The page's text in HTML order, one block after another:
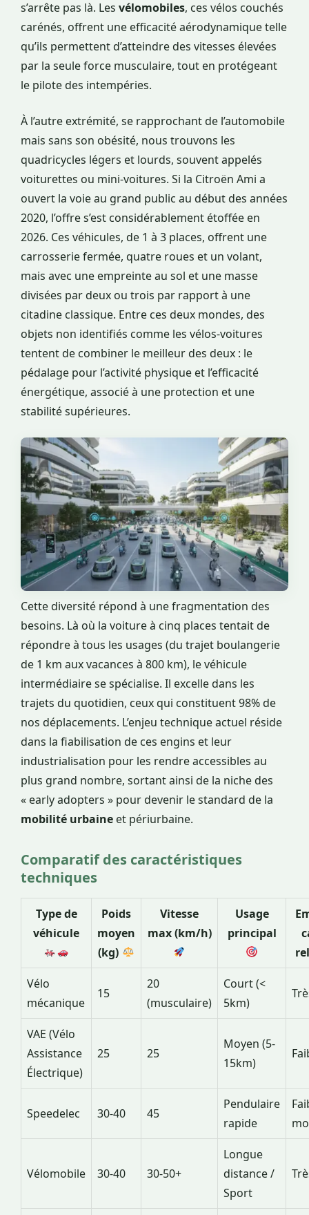
s’arrête pas là. Les vélomobiles, ces vélos couchés
carénés, offrent une efficacité aérodynamique telle
qu’ils permettent d’atteindre des vitesses élevées
par la seule force musculaire, tout en protégeant
le pilote des intempéries.
À l’autre extrémité, se rapprochant de l’automobile
mais sans son obésité, nous trouvons les
quadricycles légers et lourds, souvent appelés
voiturettes ou mini-voitures. Si la Citroën Ami a
ouvert la voie au grand public au début des années
2020, l’offre s’est considérablement étoffée en
2026. Ces véhicules, de 1 à 3 places, offrent une
carrosserie fermée, quatre roues et un volant,
mais avec une empreinte au sol et une masse
divisées par deux ou trois par rapport à une
citadine classique. Entre ces deux mondes, des
objets non identifiés comme les vélos-voitures
tentent de combiner le meilleur des deux : le
pédalage pour l’activité physique et l’efficacité
énergétique, associé à une protection et une
stabilité supérieures.
Cette diversité répond à une fragmentation des
besoins. Là où la voiture à cinq places tentait de
répondre à tous les usages (du trajet boulangerie
de 1 km aux vacances à 800 km), le véhicule
intermédiaire se spécialise. Il excelle dans les
trajets du quotidien, ceux qui constituent 98% de
nos déplacements. L’enjeu technique actuel réside
dans la fiabilisation de ces engins et leur
industrialisation pour les rendre accessibles au
plus grand nombre, sortant ainsi de la niche des
« early adopters » pour devenir le standard de la
mobilité urbaine et périurbaine.
Comparatif des caractéristiques
techniques
Type de
véhicule
Poids
moyen
(kg)
Vitesse
max (km/h)
Usage
principal
Vélo
mécanique
15
20
(musculaire)
Court (<
5km)
VAE (Vélo
Assistance
Électrique)
25 25
Moyen (5-
15km)
Speedelec 30-40 45
Pendulaire
rapide
Vélomobile 30-40 30-50+
Longue
distance /
Sport